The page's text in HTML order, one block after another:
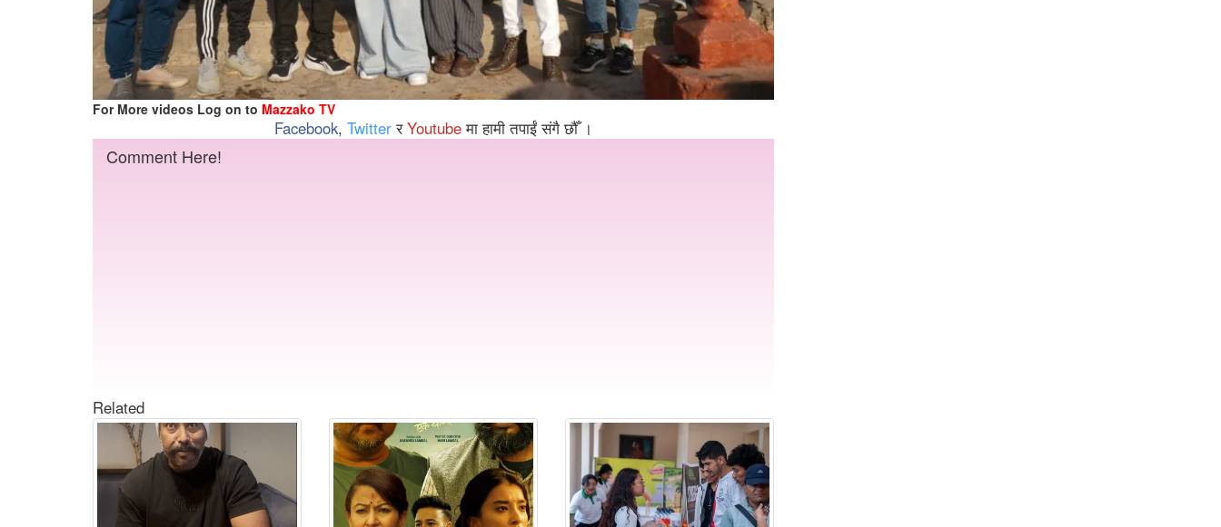
For More videos Log on to Mazzako TV
Facebook, TwitterरYoutubeमा हामी तपाईं संगै छौँ ।
Comment Here!
Related